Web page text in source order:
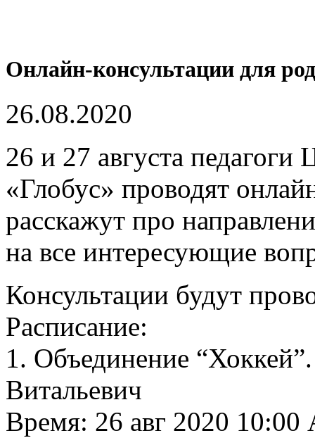
Онлайн-консультации для
26.08.2020
26 и 27 августа педагоги
«Глобус» проводят
расскажут про
на все интересующие
Консультации будут
Расписание:
1. Объединение
Витальевич
Время: 26 авг 2020 10:00